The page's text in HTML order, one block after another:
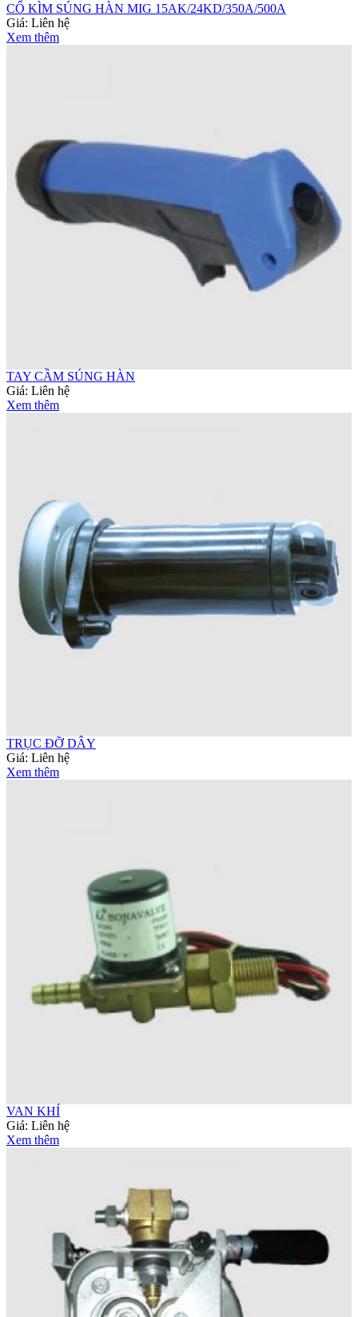
CỔ KÌM SÚNG HÀN MIG 15AK/24KD/350A/500A
Giá: Liên hệ
Xem thêm
TAY CẦM SÚNG HÀN
Giá: Liên hệ
Xem thêm
TRỤC ĐỠ DÂY
Giá: Liên hệ
Xem thêm
VAN KHÍ
Giá: Liên hệ
Xem thêm